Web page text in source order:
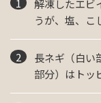
解凍したエビ
うが、塩、こ
長ネギ（白い
部分）はトッ